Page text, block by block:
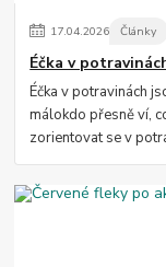
17.04.2026 Články
Éčka v
Éčka v potravinách
málokdo přesně ví,
zorientovat se v